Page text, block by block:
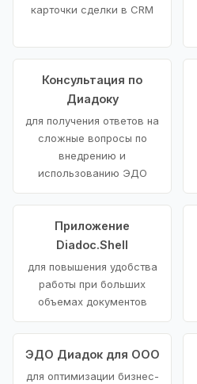
карточки сделки в CRM
Консультация по
Диадоку
для получения ответов на
сложные вопросы по
внедрению и
использованию ЭДО
Приложение
Diadoc.Shell
для повышения удобства
работы при больших
объемах документов
ЭДО Диадок для ООО
для оптимизации бизнес-